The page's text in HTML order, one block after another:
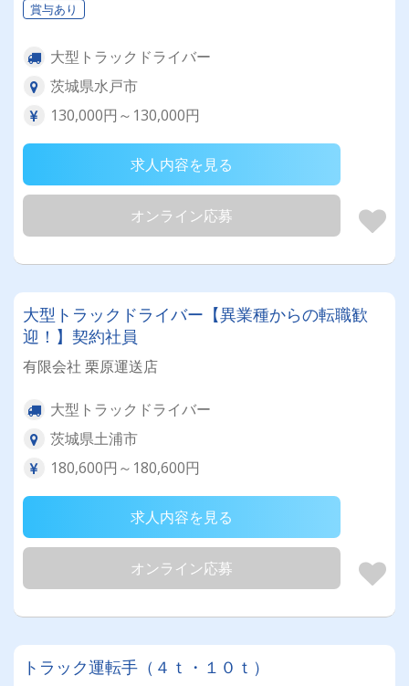
賞与あり
大型トラックドライバー
茨城県水戸市
130,000円～130,000円
求人内容を見る
オンライン応募
大型トラックドライバー【異業種からの転職歓
迎！】契約社員
有限会社 栗原運送店
大型トラックドライバー
茨城県土浦市
180,600円～180,600円
求人内容を見る
オンライン応募
トラック運転手（４ｔ・１０ｔ）